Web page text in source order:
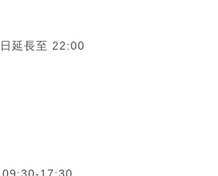
延長至 22:00